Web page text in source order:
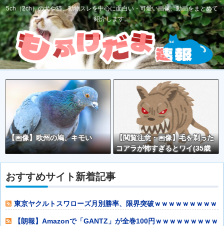
5ch（2ch）の犬や猫、動物スレを中心に面白い・可愛い画像、動画をまとめて
紹介します。
【画像】欧州の鳩、キモい
【閲覧注意・画像】毛を剃った
コアラが怖すぎるとワイ(35歳
おすすめサイト新着記事
東京ヤクルトスワローズ月別勝率、限界突破ｗｗｗｗｗｗｗｗｗ
ｗｗｗｗｗｗｗ
【朗報】Amazonで「GANTZ」が全巻100円ｗｗｗｗｗｗｗｗｗ